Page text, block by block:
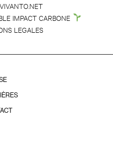
IMPACT CARBONE
LEGALES